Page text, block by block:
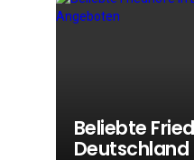
Beliebte